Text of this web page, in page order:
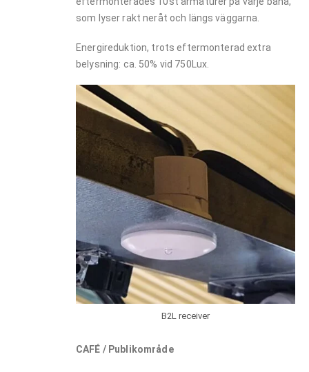
som lyser rakt neråt och längs väggarna.
Energireduktion, trots eftermonterad extra
belysning: ca. 50% vid 750Lux.
B2L receiver
CAFÉ / Publikområde